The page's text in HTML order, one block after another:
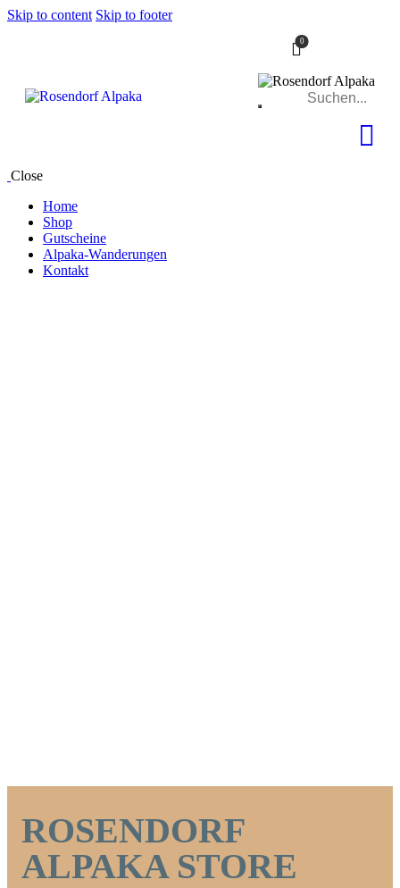
Skip to content Skip to footer
0
Close
Home
Shop
Gutscheine
Alpaka-Wanderungen
Kontakt
ROSENDORF
ALPAKA STORE